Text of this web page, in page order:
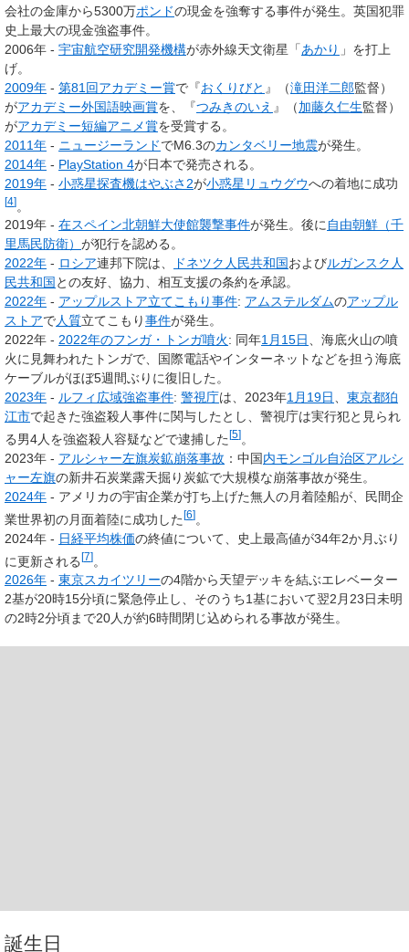
会社の金庫から5300万ポンドの現金を強奪する事件が発生。英国犯罪
史上最大の現金強盗事件。
2006年 - 宇宙航空研究開発機構が赤外線天文衛星「あかり 」を打上
げ。
2009年 - 第81回アカデミー賞で『おくりびと 』（滝田洋二郎監督）
がアカデミー外国語映画賞を、『つみきのいえ 』（加藤久仁生監督）
がアカデミー短編アニメ賞を受賞する。
2011年 - ニュージーランドでM6.3のカンタベリー地震が発生。
2014年 - PlayStation 4が日本で発売される。
2019年 - 小惑星探査機はやぶさ2が小惑星 リュウグウへの着地に成功
[4]。
2019年 - 在スペイン北朝鮮大使館襲撃事件が発生。後に自由朝鮮（千
里馬民防衛） が犯行を認める。
2022年 - ロシア連邦下院は、 ドネツク人民共和国およびルガンスク人
民共和国 との友好、協力、相互支援の条約を承認。
2022年 - アップルストア立てこもり事件: アムステルダムのアップル
ストアで人質立てこもり事件が発生。
2022年 - 2022年のフンガ・トンガ噴火: 同年1月15日、海底火山の噴
火に見舞われたトンガで、国際電話やインターネットなどを担う海底
ケーブルがほぼ5週間ぶりに復旧した。
2023年 - ルフィ広域強盗事件: 警視庁は、2023年1月19日、 東京都狛
江市で起きた強盗殺人事件に関与したとし、警視庁は実行犯と見られ
る男4人を強盗殺人容疑などで逮捕した [5] 。
2023年 - アルシャー左旗炭鉱崩落事故 ：中国内モンゴル自治区アルシ
ャー左旗の新井石炭業露天掘り炭鉱で大規模な崩落事故が発生。
2024年 - アメリカの宇宙企業が打ち上げた無人の月着陸船が、民間企
業世界初の月面着陸に成功した[6]。
2024年 - 日経平均株価の終値について、史上最高値が34年2か月ぶり
に更新される[7]
2026年 - 東京スカイツリーの4階から天望デッキを結ぶエレベーター
2基が20時15分頃に緊急停止し、そのうち1基において翌2月23日未明
の2時2分頃まで20人が約6時間閉じ込められる事故が発生。
誕生日